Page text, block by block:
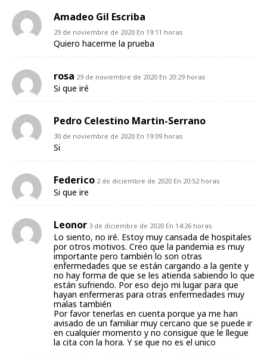
Amadeo Gil Escriba
29 de noviembre de 2020 En 19:11 horas
Quiero hacerme la prueba
rosa 29 de noviembre de 2020 En 20:29 horas
Si que iré
Pedro Celestino Martin-Serrano
30 de noviembre de 2020 En 19:09 horas
Si
Federico 2 de diciembre de 2020 En 20:52 horas
Si que ire
Leonor 3 de diciembre de 2020 En 14:26 horas
Lo siento, no iré. Estoy muy cansada de hospitales
por otros motivos. Creo que la pandemia es muy
importante pero también lo son otras
enfermedades que se están cargando a la gente y
no hay forma de que se les atienda sabiendo lo que
están sufriendo. Por eso dejo mi lugar para que
hayan enfermeras para otras enfermedades muy
malas también
Por favor tenerlas en cuenta porque ya me han
avisado de un familiar muy cercano que se puede ir
en cualquier momento y no consigue que le llegue
la cita con la hora. Y se que no es el unico